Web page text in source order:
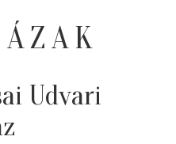
Udvari